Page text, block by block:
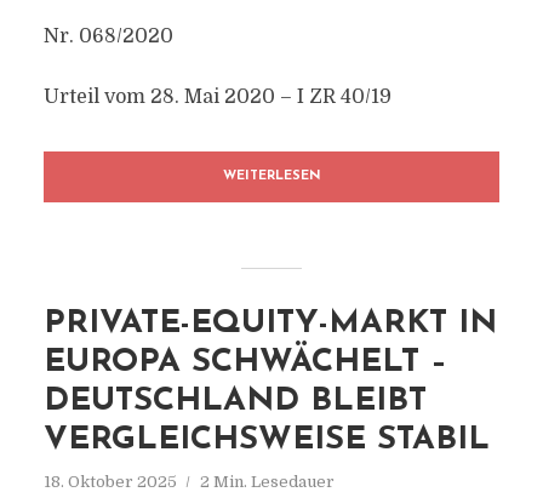
Nr. 068/2020
Urteil vom 28. Mai 2020 – I ZR 40/19
WEITERLESEN
PRIVATE-EQUITY-MARKT IN
EUROPA SCHWÄCHELT –
DEUTSCHLAND BLEIBT
VERGLEICHSWEISE STABIL
18. Oktober 2025 2 Min. Lesedauer